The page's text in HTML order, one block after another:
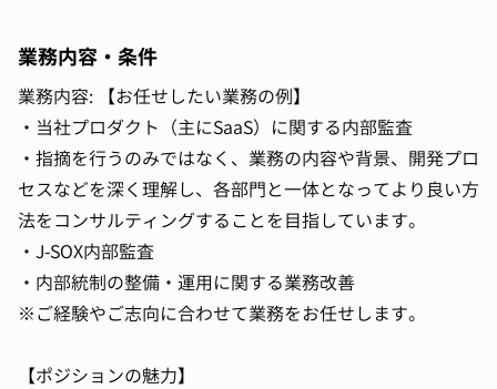
業務内容・条件
業務内容: 【お任せしたい業務の例】
・当社プロダクト（主にSaaS）に関する内部監査
・指摘を行うのみではなく、業務の内容や背景、開発プロ
セスなどを深く理解し、各部門と一体となってより良い方
法をコンサルティングすることを目指しています。
・J-SOX内部監査
・内部統制の整備・運用に関する業務改善
※ご経験やご志向に合わせて業務をお任せします。
【ポジションの魅力】